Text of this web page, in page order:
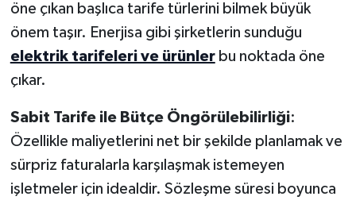
öne çıkan başlıca tarife türlerini bilmek büyük
önem taşır. Enerjisa gibi şirketlerin sunduğu
elektrik tarifeleri ve ürünlerbu noktada öne
çıkar.
Sabit Tarife ile Bütçe Öngörülebilirliği:
Özellikle maliyetlerini net bir şekilde planlamak ve
sürpriz faturalarla karşılaşmak istemeyen
işletmeler için idealdir. Sözleşme süresi boyunca